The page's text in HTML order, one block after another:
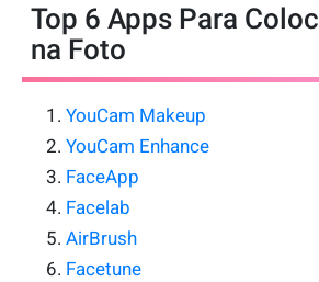
Top 6 Apps Para
na Foto
YouCam Makeup
YouCam Enhance
FaceApp
Facelab
AirBrush
Facetune